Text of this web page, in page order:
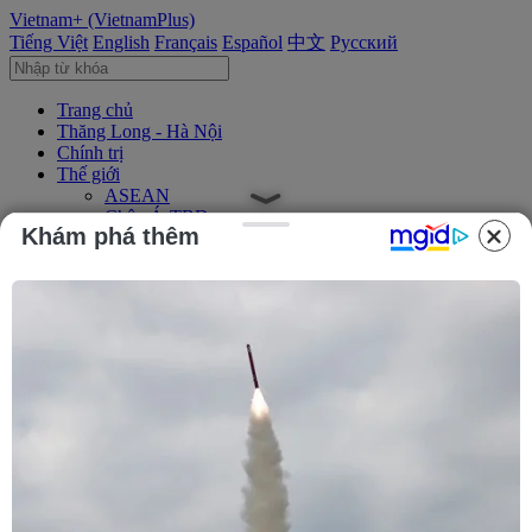
Vietnam+ (VietnamPlus)
Tiếng Việt English Français Español 中文 Русский
Trang chủ
Thăng Long - Hà Nội
Chính trị
Thế giới
ASEAN
Châu Á-TBD
Trung Đông
Châu Mỹ
Tín dụng nông thôn
Thông tin doanh nghiệp
Thông cáo báo chí
Khám phá thêm